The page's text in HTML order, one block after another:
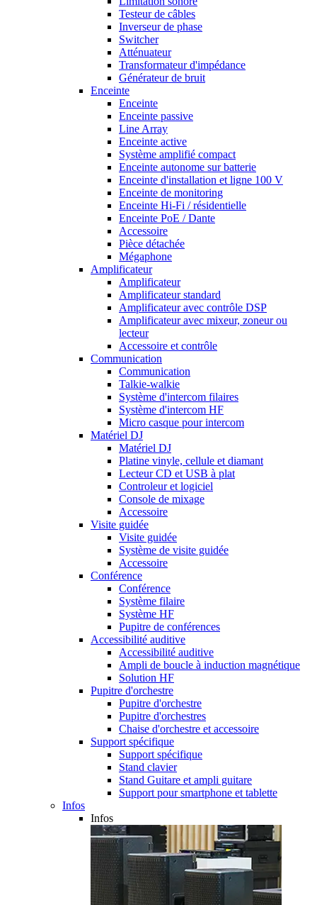
Testeur de câbles
Inverseur de phase
Switcher
Atténuateur
Transformateur d'impédance
Générateur de bruit
Enceinte
Enceinte
Enceinte passive
Line Array
Enceinte active
Système amplifié compact
Enceinte autonome sur batterie
Enceinte d'installation et ligne 100 V
Enceinte de monitoring
Enceinte Hi-Fi / résidentielle
Enceinte PoE / Dante
Accessoire
Pièce détachée
Mégaphone
Amplificateur
Amplificateur
Amplificateur standard
Amplificateur avec contrôle DSP
Amplificateur avec mixeur, zoneur ou
lecteur
Accessoire et contrôle
Communication
Communication
Talkie-walkie
Système d'intercom filaires
Système d'intercom HF
Micro casque pour intercom
Matériel DJ
Matériel DJ
Platine vinyle, cellule et diamant
Lecteur CD et USB à plat
Controleur et logiciel
Console de mixage
Accessoire
Visite guidée
Visite guidée
Système de visite guidée
Accessoire
Conférence
Conférence
Système filaire
Système HF
Pupitre de conférences
Accessibilité auditive
Accessibilité auditive
Ampli de boucle à induction magnétique
Solution HF
Pupitre d'orchestre
Pupitre d'orchestre
Pupitre d'orchestres
Chaise d'orchestre et accessoire
Support spécifique
Support spécifique
Stand clavier
Stand Guitare et ampli guitare
Support pour smartphone et tablette
Infos
Infos